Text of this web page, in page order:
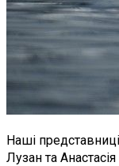
Наші
Лузан та